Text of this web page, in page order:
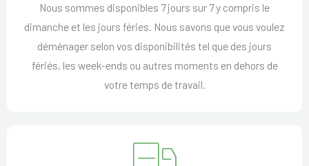
Nous sommes disponibles 7 jours sur 7 y compris le
dimanche et les jours féries. Nous savons que vous voulez
déménager selon vos disponibilités tel que des jours
fériés, les week-ends ou autres moments en dehors de
votre temps de travail.